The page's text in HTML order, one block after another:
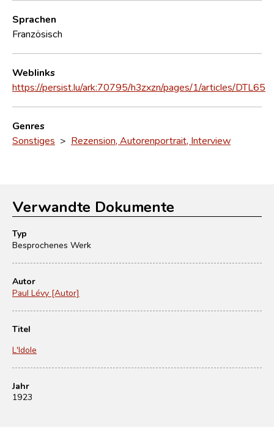
Sprachen
Französisch
Weblinks
https://persist.lu/ark:70795/h3zxzn/pages/1/articles/DTL65
Genres
Sonstiges > Rezension, Autorenportrait, Interview
Verwandte Dokumente
Typ
Besprochenes Werk
Autor
Paul Lévy [Autor]
Titel
L'Idole
Jahr
1923